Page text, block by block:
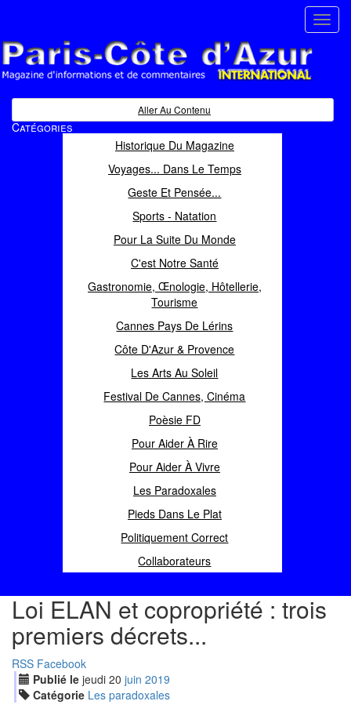
Magazine d'informations et de commentaires
Aller Au Contenu
Catégories
Historique Du Magazine
Voyages... Dans Le Temps
Geste Et Pensée...
Sports - Natation
Pour La Suite Du Monde
C'est Notre Santé
Gastronomie, Œnologie, Hôtellerie,
Tourisme
Cannes Pays De Lérins
Côte D'Azur & Provence
Les Arts Au Soleil
Festival De Cannes, Cinéma
Poèsie FD
Pour Aider À Rire
Pour Aider À Vivre
Les Paradoxales
Pieds Dans Le Plat
Politiquement Correct
Collaborateurs
Loi ELAN et copropriété : trois
premiers décrets...
RSS Facebook
Publié le jeudi 20 juin 2019
Catégorie Les paradoxales